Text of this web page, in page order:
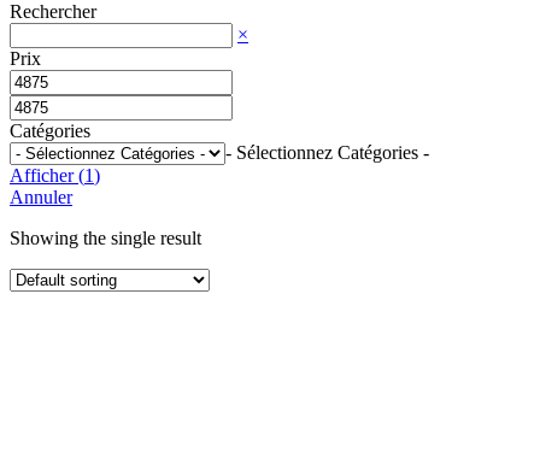
Rechercher
×
Prix
Catégories
- Sélectionnez Catégories -
Afficher(1)
Annuler
Showing the single result